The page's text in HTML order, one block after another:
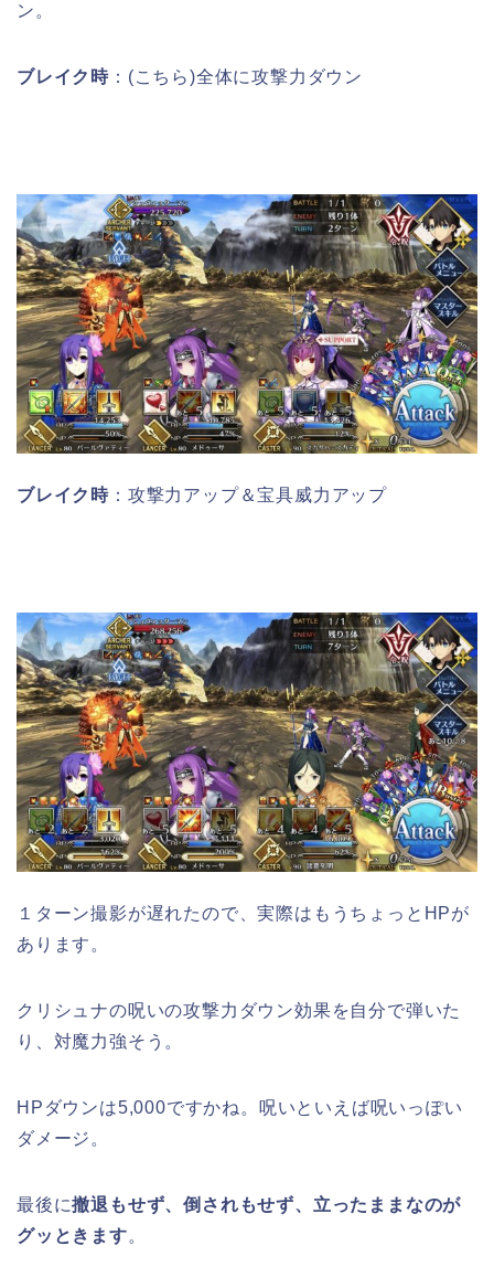
ン。
ブレイク時 ：(こちら)全体に攻撃力ダウン
ブレイク時 ：攻撃力アップ＆宝具威力アップ
１ターン撮影が遅れたので、実際はもうちょっとHPが
あります。
クリシュナの呪いの攻撃力ダウン効果を自分で弾いた
り、対魔力強そう。
HPダウンは5,000ですかね。呪いといえば呪いっぽい
ダメージ。
最後に撤退もせず、倒されもせず、立ったままなのが
グッときます。